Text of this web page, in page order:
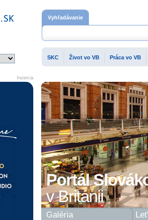
Portál
v Británii
Vyhľadávanie
SKC Život vo VB Práca vo VB
Inzercia
Galéria